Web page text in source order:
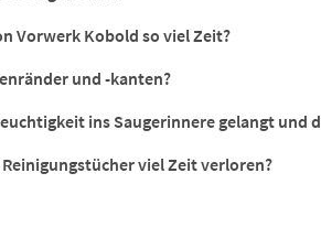
Vorwerk Kobold so viel Zeit?
und -kanten?
ins Saugerinnere gelangt und
viel Zeit verloren?